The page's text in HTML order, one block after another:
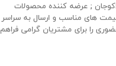
; عرضه کننده محصولات
های مناسب و ارسال به سراسر
را برای مشتریان گرامی فراهم